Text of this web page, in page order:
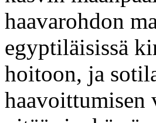
haavarohdon
egyptiläisissä
hoitoon, ja
haavoittumisen